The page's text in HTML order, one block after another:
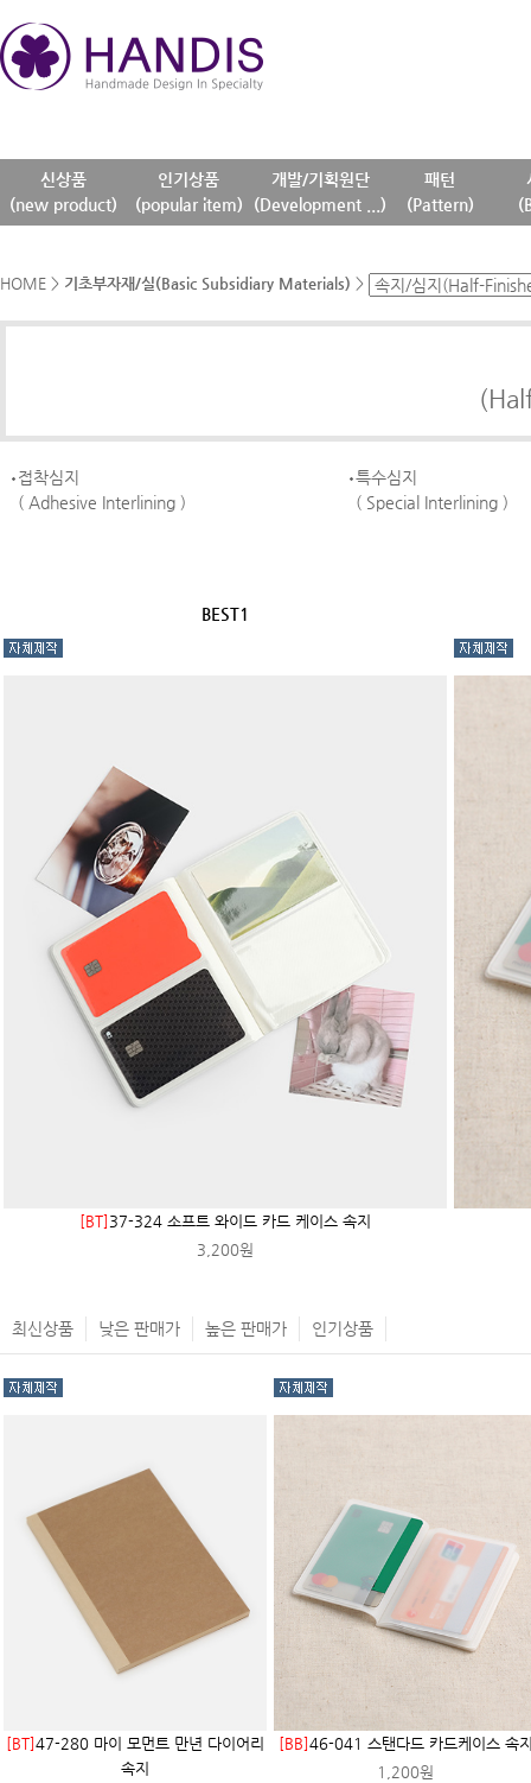
신상품
(new product)
인기상품
(popular item)
개발/기획원단
(Development ...)
패턴
(Pattern)
HOME > 기초부자재/실(Basic Subsidiary Materials) >
접착심지
( Adhesive Interlining )
특수심지
( Special Interlining )
BEST1
[BT] 37-324 소프트 와이드 카드 케이스 속지
3,200원
최신상품 낮은 판매가 높은 판매가 인기상품
[BT]47-280 마이 모먼트 만년 다이어리
속지
[BB]46-041 스탠다드 카드케이스 속
1,200원